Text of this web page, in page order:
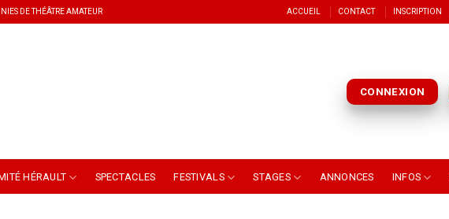
DE THÉÂTRE AMATEUR ACCUEIL CONTACT INSCRIPTION
CONNEXION
HÉRAULT SPECTACLES FESTIVALS STAGES ANNONCES INFOS